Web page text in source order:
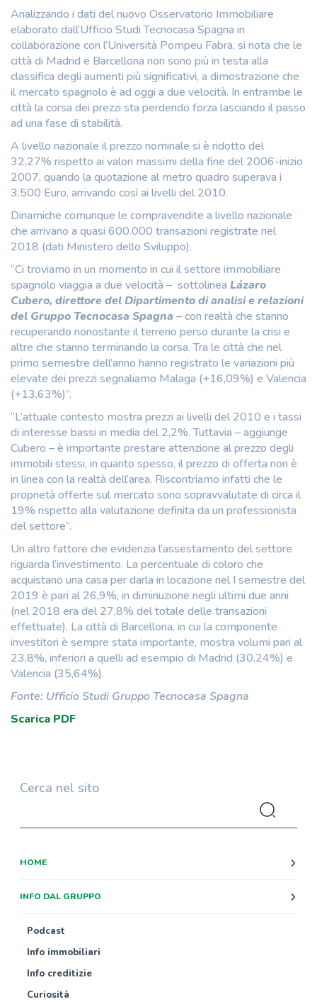
Analizzando i dati del nuovo Osservatorio Immobiliare
elaborato dall’Ufficio Studi Tecnocasa Spagna in
collaborazione con l’Università Pompeu Fabra, si nota che le
città di Madrid e Barcellona non sono più in testa alla
classifica degli aumenti più significativi, a dimostrazione che
il mercato spagnolo è ad oggi a due velocità. In entrambe le
città la corsa dei prezzi sta perdendo forza lasciando il passo
ad una fase di stabilità.
A livello nazionale il prezzo nominale si è ridotto del
32,27% rispetto ai valori massimi della fine del 2006-inizio
2007, quando la quotazione al metro quadro superava i
3.500 Euro, arrivando così ai livelli del 2010.
Dinamiche comunque le compravendite a livello nazionale
che arrivano a quasi 600.000 transazioni registrate nel
2018 (dati Ministero dello Sviluppo).
“Ci troviamo in un momento in cui il settore immobiliare
spagnolo viaggia a due velocità – sottolinea Lázaro
Cubero, direttore del Dipartimento di analisi e relazioni
del Gruppo Tecnocasa Spagna – con realtà che stanno
recuperando nonostante il terreno perso durante la crisi e
altre che stanno terminando la corsa. Tra le città che nel
primo semestre dell’anno hanno registrato le variazioni più
elevate dei prezzi segnaliamo Malaga (+16,09%) e Valencia
(+13,63%)”.
“L’attuale contesto mostra prezzi ai livelli del 2010 e i tassi
di interesse bassi in media del 2,2%. Tuttavia – aggiunge
Cubero – è importante prestare attenzione al prezzo degli
immobili stessi, in quanto spesso, il prezzo di offerta non è
in linea con la realtà dell’area. Riscontriamo infatti che le
proprietà offerte sul mercato sono sopravvalutate di circa il
19% rispetto alla valutazione definita da un professionista
del settore”.
Un altro fattore che evidenzia l’assestamento del settore
riguarda l’investimento. La percentuale di coloro che
acquistano una casa per darla in locazione nel I semestre del
2019 è pari al 26,9%, in diminuzione negli ultimi due anni
(nel 2018 era del 27,8% del totale delle transazioni
effettuate). La città di Barcellona, in cui la componente
investitori è sempre stata importante, mostra volumi pari al
23,8%, inferiori a quelli ad esempio di Madrid (30,24%) e
Valencia (35,64%).
Fonte: Ufficio Studi Gruppo Tecnocasa Spagna
Scarica PDF
Cerca nel sito
HOME
INFO DAL GRUPPO
Podcast
Info immobiliari
Info creditizie
Curiosità